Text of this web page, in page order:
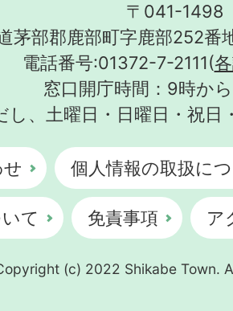
〒041-1498
茅部郡鹿部町字鹿部252番
電話番号:01372-7-2111(
窓口開庁時間：9時か
し、土曜日・日曜日・祝日
個人情報の取扱に
て 免責事項 ア
(c) 2022 Shikabe Town.